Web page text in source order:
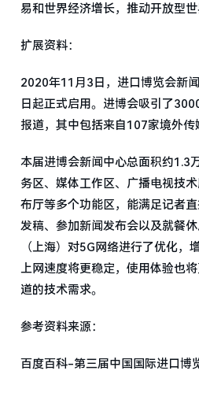
易和世界经济增长，推动开放型世
扩展资料：
2020年11月3日，进口博览会新
日起正式启用。进博会吸引了
报道，其中包括来自107家境外传
本届进博会新闻中心总面积约1.3
务区、媒体工作区、广播电视技
布厅等多个功能区，能满足记者
发稿、参加新闻发布会以及就餐
（上海）对5G网络进行了优化，
上网速度将更稳定，使用体验也
道的技术需求。
参考资料来源：
百度百科-第三届中国国际进口博